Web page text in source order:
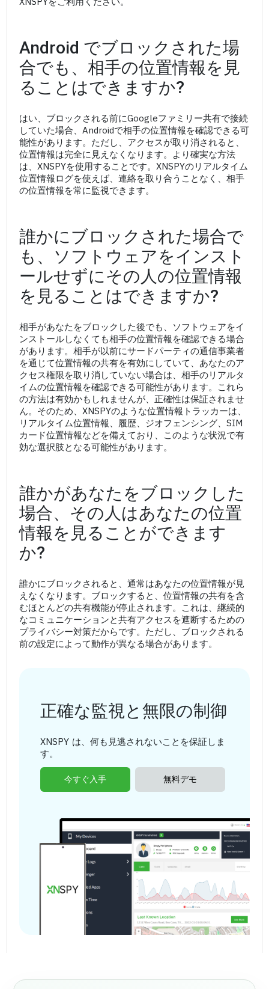
Android でブロックされた場
合でも、相手の位置情報を見
ることはできますか?
はい、ブロックされる前にGoogleファミリー共有で接続
していた場合、Androidで相手の位置情報を確認できる可
能性があります。ただし、アクセスが取り消されると、
位置情報は完全に見えなくなります。より確実な方法
は、XNSPYを使用することです。XNSPYのリアルタイム
位置情報ログを使えば、連絡を取り合うことなく、相手
の位置情報を常に監視できます。
誰かにブロックされた場合で
も、ソフトウェアをインスト
ールせずにその人の位置情報
を見ることはできますか?
相手があなたをブロックした後でも、ソフトウェアをイ
ンストールしなくても相手の位置情報を確認できる場合
があります。相手が以前にサードパーティの通信事業者
を通じて位置情報の共有を有効にしていて、あなたのア
クセス権限を取り消していない場合は、相手のリアルタ
イムの位置情報を確認できる可能性があります。これら
の方法は有効かもしれませんが、正確性は保証されませ
ん。そのため、XNSPYのような位置情報トラッカーは、
リアルタイム位置情報、履歴、ジオフェンシング、SIM
カード位置情報などを備えており、このような状況で有
効な選択肢となる可能性があります。
誰かがあなたをブロックした
場合、その人はあなたの位置
情報を見ることができます
か?
誰かにブロックされると、通常はあなたの位置情報が見
えなくなります。ブロックすると、位置情報の共有を含
むほとんどの共有機能が停止されます。これは、継続的
なコミュニケーションと共有アクセスを遮断するための
プライバシー対策だからです。ただし、ブロックされる
前の設定によって動作が異なる場合があります。
正確な監視と無限の制御
XNSPY は、何も見逃されないことを保証しま
す。
今すぐ入手 無料デモ